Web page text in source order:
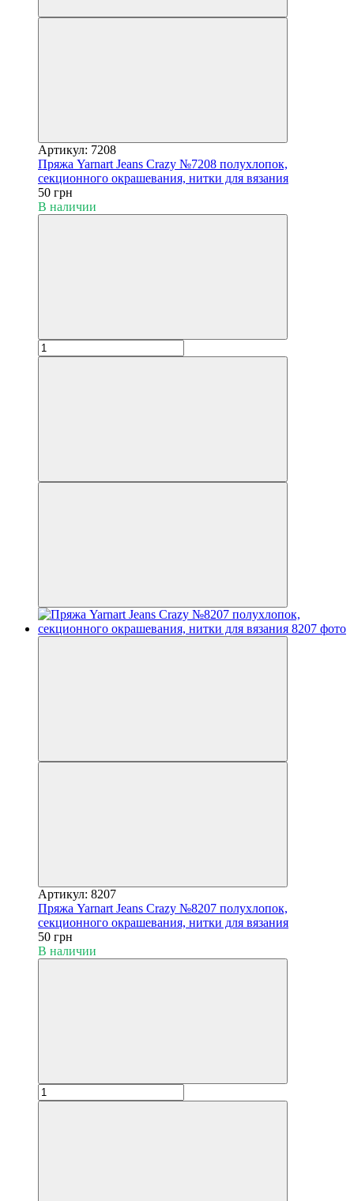
Артикул: 7208
Пряжа Yarnart Jeans Crazy №7208 полухлопок,
секционного окрашевания, нитки для вязания
50 грн
В наличии
Артикул: 8207
Пряжа Yarnart Jeans Crazy №8207 полухлопок,
секционного окрашевания, нитки для вязания
50 грн
В наличии